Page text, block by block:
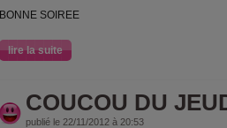
BONNE SOIREE
lire la suite
COUCOU DU
publié le 22/11/2012 à 20:53